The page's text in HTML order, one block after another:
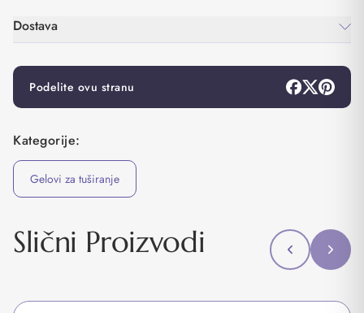
Dostava
Podelite ovu stranu
Kategorije:
Gelovi za tuširanje
Slični Proizvodi